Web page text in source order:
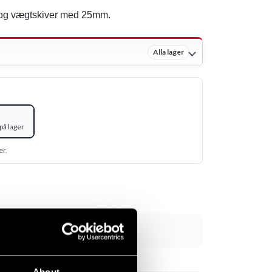
vægtskiver med 25mm.
Alla lager
lager
Tilføj til kurv